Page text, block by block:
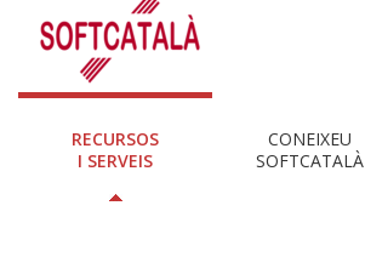
RECURSOS
I SERVEIS
CONEIXEU
SOFTCATALÀ